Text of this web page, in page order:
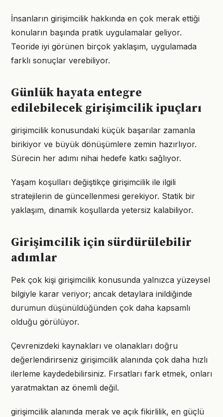
İnsanların girişimcilik hakkında en çok merak ettiği
konuların başında pratik uygulamalar geliyor.
Teoride iyi görünen birçok yaklaşım, uygulamada
farklı sonuçlar verebiliyor.
Günlük hayata entegre
edilebilecek girişimcilik ipuçları
girişimcilik konusundaki küçük başarılar zamanla
birikiyor ve büyük dönüşümlere zemin hazırlıyor.
Sürecin her adımı nihai hedefe katkı sağlıyor.
Yaşam koşulları değiştikçe girişimcilik ile ilgili
stratejilerin de güncellenmesi gerekiyor. Statik bir
yaklaşım, dinamik koşullarda yetersiz kalabiliyor.
Girişimcilik için sürdürülebilir
adımlar
Pek çok kişi girişimcilik konusunda yalnızca yüzeysel
bilgiyle karar veriyor; ancak detaylara inildiğinde
durumun düşünüldüğünden çok daha kapsamlı
olduğu görülüyor.
Çevrenizdeki kaynakları ve olanakları doğru
değerlendirirseniz girişimcilik alanında çok daha hızlı
ilerleme kaydedebilirsiniz. Fırsatları fark etmek, onları
yaratmaktan az önemli değil.
girişimcilik alanında merak ve açık fikirlilik, en güçlü